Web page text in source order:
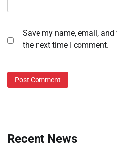
Save my name, email,
the next time I comment.
Recent News